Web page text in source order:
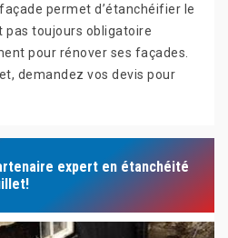
permet d’étanchéifier le
pas toujours obligatoire
pour rénover ses façades.
demandez vos devis pour
expert en étanchéité